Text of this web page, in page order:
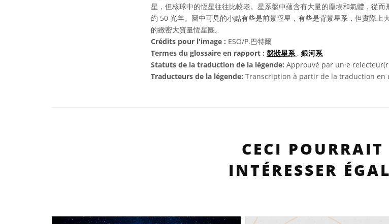
星，但核球中的恆星往往比較老。星系盤中蘊含有大量的塵埃和氣體，從
約 50 光年。圖中可見的小點有些是前景恆星，有些是背景星系，但實際上
的緻密大質量恆星團。
Crédits pour l'image : ESO/P.巴特爾
Termes du glossaire en rapport : 盤狀星系 , 銀河系
Statuts de la traduction de la légende: Approuvé par un·e
Traducteurs de la légende: Transcription à partir de la traduction en
CECI POURRAIT
INTÉRESSER